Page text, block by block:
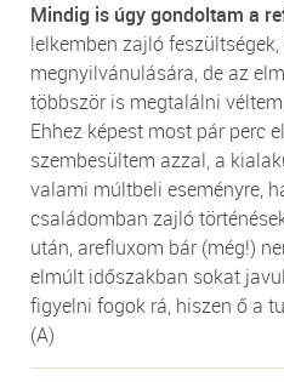
Mindig is úgy gondoltam a
lelkemben zajló
megnyilvánulására, de az
többször is megtalálni
Ehhez képest most pár perc
szembesültem azzal, a
valami múltbeli eseményre,
családomban zajló
után, arefluxom bár (még!)
elmúlt időszakban sokat
figyelni fogok rá, hiszen ő a
(A)